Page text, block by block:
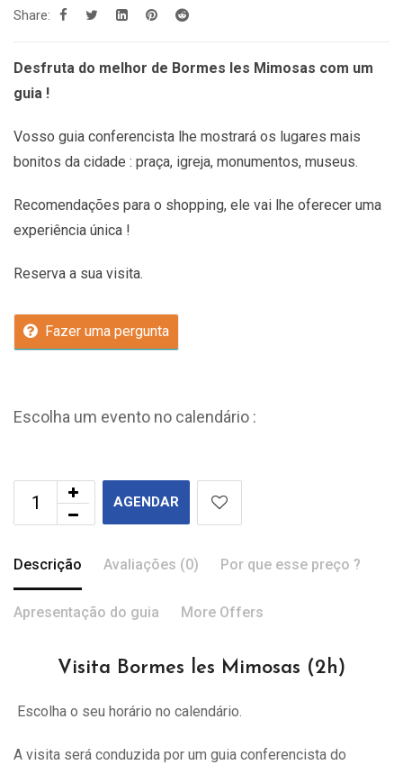
Share:
Desfruta do melhor de Bormes les Mimosas com um
guia !
Vosso guia conferencista lhe mostrará os lugares mais
bonitos da cidade : praça, igreja, monumentos, museus.
Recomendações para o shopping, ele vai lhe oferecer uma
experiência única !
Reserva a sua visita.
Fazer uma pergunta
Escolha um evento no calendário :
AGENDAR
Descrição Avaliações (0) Por que esse preço ?
Apresentação do guia More Offers
Visita Bormes les Mimosas (2h)
Escolha o seu horário no calendário.
A visita será conduzida por um guia conferencista do